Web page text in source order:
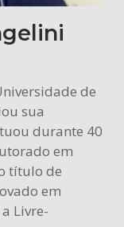
de
sua
durante 40
em
título de
em
Livre-